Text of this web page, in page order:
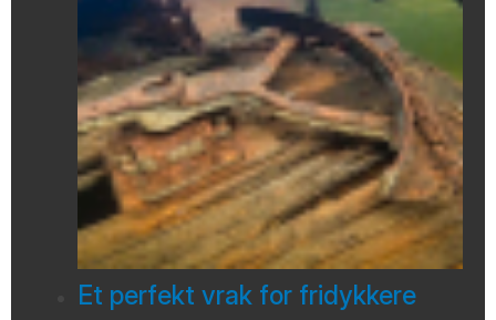
Et perfekt vrak for fridykkere